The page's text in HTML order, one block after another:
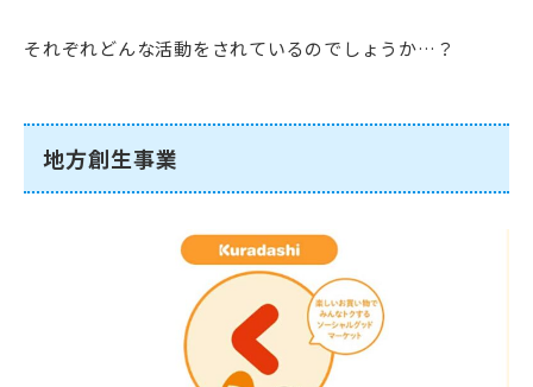
それぞれどんな活動をされているのでしょうか…？
地方創生事業